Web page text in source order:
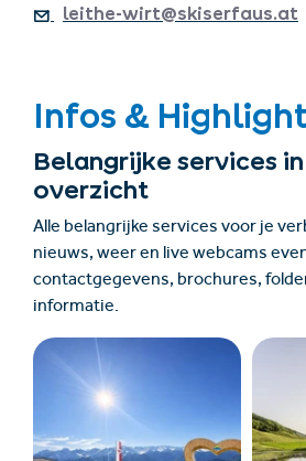
leithe-wirt@skiserfaus.at
Infos &
Belangrijke services in
overzicht
Alle belangrijke services voor je
nieuws, weer en live webcams
contactgegevens, brochures,
informatie.